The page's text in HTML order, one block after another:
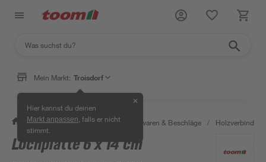
Mein Markt: Troisdorf
Hier kannst du deinen
Markt anpassen , falls er nicht
stimmt.
✕
/ Werkstatt & Maschinen / Eisenwaren & Beschläge / Holzverbinder
Lochplatte 6 x 14 cm